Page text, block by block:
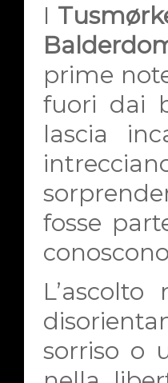
I
prime
fuori dai
lascia
fosse
sorriso o